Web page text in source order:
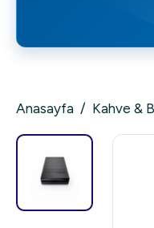
Anasayfa / Kahve &